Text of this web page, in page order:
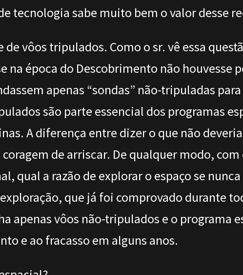
tecnologia sabe muito bem o valor desse
vôos tripulados. Como o sr. vê essa
na época do Descobrimento não houvesse
apenas “sondas” não-tripuladas
são parte essencial dos programas
A diferença entre dizer o que não
de arriscar. De qualquer modo,
qual a razão de explorar o espaço se
que já foi comprovado durante
apenas vôos não-tripulados e o programa
e ao fracasso em alguns anos.